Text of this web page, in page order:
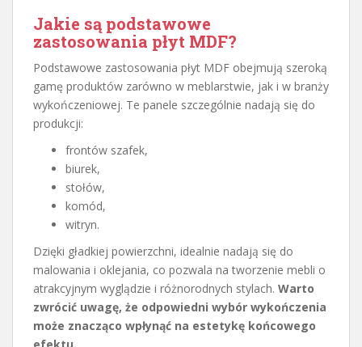
Jakie są podstawowe
zastosowania płyt MDF?
Podstawowe zastosowania płyt MDF obejmują szeroką
gamę produktów zarówno w meblarstwie, jak i w branży
wykończeniowej. Te panele szczególnie nadają się do
produkcji:
frontów szafek,
biurek,
stołów,
komód,
witryn.
Dzięki gładkiej powierzchni, idealnie nadają się do
malowania i oklejania, co pozwala na tworzenie mebli o
atrakcyjnym wyglądzie i różnorodnych stylach. Warto
zwrócić uwagę, że odpowiedni wybór wykończenia
może znacząco wpłynąć na estetykę końcowego